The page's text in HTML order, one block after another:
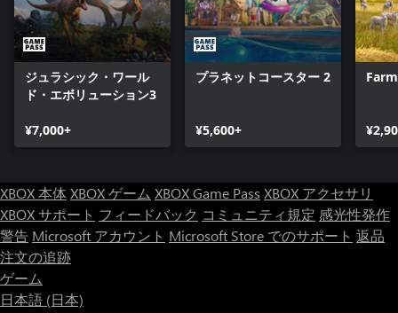
ジュラシック・ワール
ド・エボリューション3
¥7,000+
プラネットコースター 2
¥5,600+
XBOX 本体XBOX ゲーム XBOX Game Pass XBOX アクセサリ
XBOX サポート フィードバック コミュニティ規定 感光性発作
警告 Microsoft アカウント Microsoft Store でのサポート 返品
注文の追跡
ゲーム
日本語 (日本)